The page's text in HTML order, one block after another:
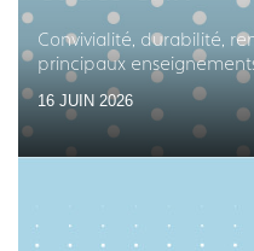
Convivialité, durabilité,
principaux
les équipements en arts
16 JUIN 2026